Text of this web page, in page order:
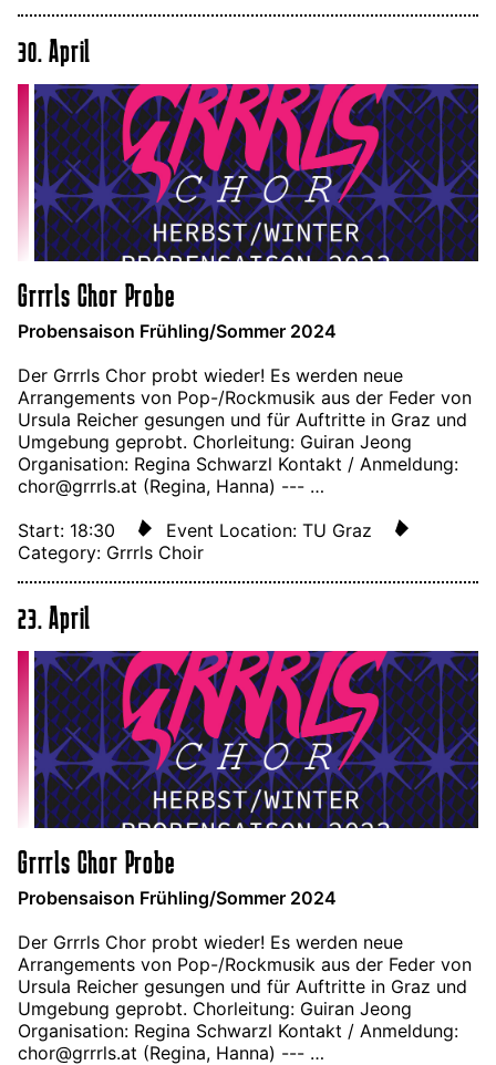
30. April
Grrrls Chor Probe
Probensaison Frühling/Sommer 2024
Der Grrrls Chor probt wieder! Es werden neue
Arrangements von Pop-/Rockmusik aus der Feder von
Ursula Reicher gesungen und für Auftritte in Graz und
Umgebung geprobt. Chorleitung: Guiran Jeong
Organisation: Regina Schwarzl Kontakt / Anmeldung:
chor@grrrls.at (Regina, Hanna) --- …
Start: 18:30
Event Location: TU Graz
Category: Grrrls Choir
23. April
Grrrls Chor Probe
Probensaison Frühling/Sommer 2024
Der Grrrls Chor probt wieder! Es werden neue
Arrangements von Pop-/Rockmusik aus der Feder von
Ursula Reicher gesungen und für Auftritte in Graz und
Umgebung geprobt. Chorleitung: Guiran Jeong
Organisation: Regina Schwarzl Kontakt / Anmeldung:
chor@grrrls.at (Regina, Hanna) --- …